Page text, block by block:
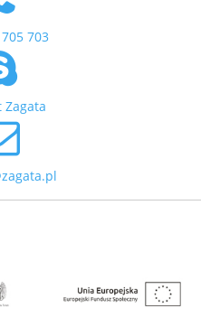
703
Zagata